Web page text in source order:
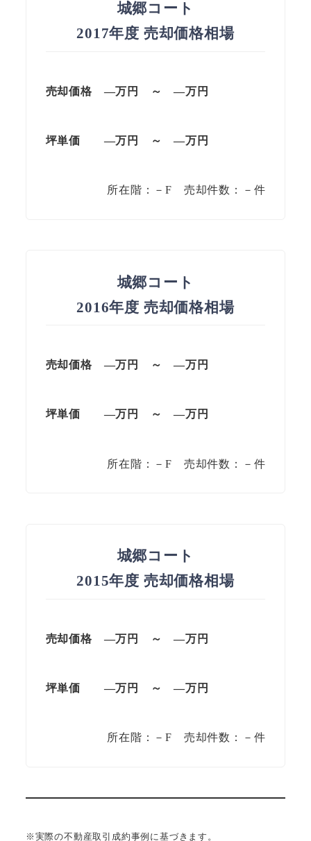
城郷コート
2017年度 売却価格相場
売却価格 —万円 ～ —万円
坪単価 —万円 ～ —万円
所在階：－F 売却件数：－件
城郷コート
2016年度 売却価格相場
売却価格 —万円 ～ —万円
坪単価 —万円 ～ —万円
所在階：－F 売却件数：－件
城郷コート
2015年度 売却価格相場
売却価格 —万円 ～ —万円
坪単価 —万円 ～ —万円
所在階：－F 売却件数：－件
※実際の不動産取引成約事例に基づきます。